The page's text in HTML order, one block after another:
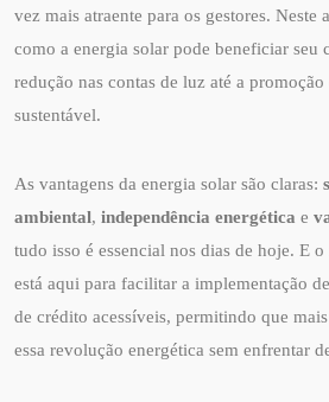
vez mais atraente para os gestores.
como a energia solar pode beneficiar seu
redução nas contas de luz até a
sustentável.
As vantagens da energia solar são claras:
ambiental, independência energética e
tudo isso é essencial nos dias de hoje. E
está aqui para facilitar a implementação
de crédito acessíveis, permitindo que
essa revolução energética sem enfrentar